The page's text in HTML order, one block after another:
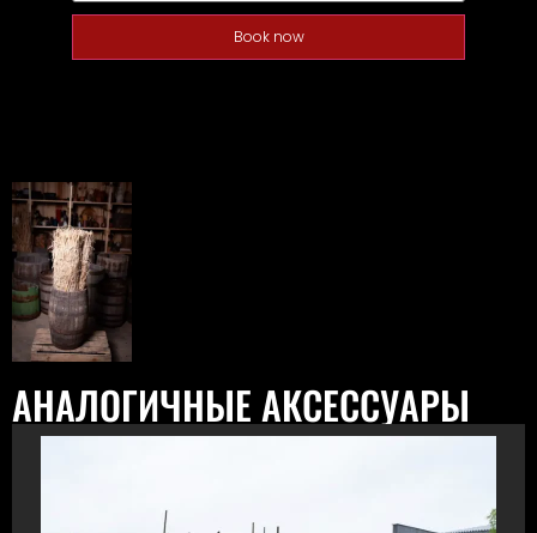
Book now
АНАЛОГИЧНЫЕ АКСЕССУАРЫ